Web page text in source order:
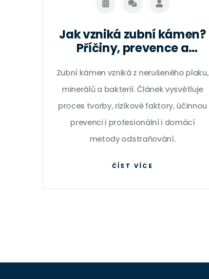
Jak vzniká zubní kámen?
Příčiny, prevence a
Zubní kámen vzniká z nerušeného plaku,
minerálů a bakterií. Článek vysvětluje
proces tvorby, rizikové faktory, účinnou
prevenci i profesionální i domácí
metody odstraňování.
ČÍST VÍCE